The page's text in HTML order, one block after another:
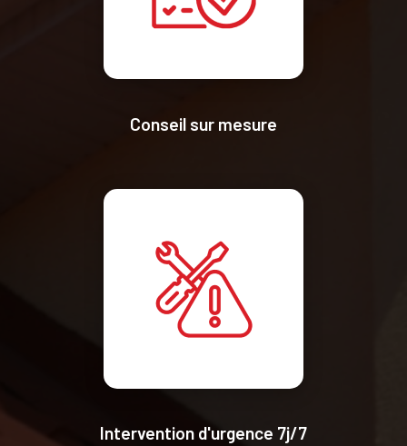
Conseil sur mesure
Intervention d'urgence 7j/7